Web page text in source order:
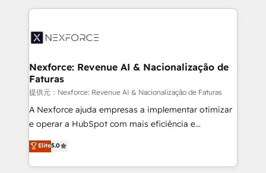
HubSpot Elite Partner—trusted by companies across
Implementation & Migration Onboarding across all
Station, Freshdesk, Intercom, and more. Custom
objects, automations, and integrations built for
growth. 🚀 AI-Driven GTM Orchestration Unify
HubSpot with LinkedIn, WhatsApp, email, paid
media, and AI voice to drive pipeline. 🤖 AI Custom
prospecting, follow-ups, service triage, and
knowledge retrieval—built in HubSpot. ⚡ Fast-Track
Nexforce: Revenue AI & Nacionalização de
Faturas
提供元：Nexforce: Revenue AI & Nacionalização de Faturas
A Nexforce ajuda empresas a implementar otimizar
e operar a HubSpot com mais eficiência e
previsibilidade de receita. Combinamos Revenue
Operations (RevOps) e Inteligência Artificial para
estruturar processos integrar sistemas organizar
Elite5.0